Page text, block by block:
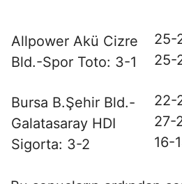
Allpower Akü Cizre
Bld.-Spor Toto: 3-1
25-
25-
Bursa B.Şehir Bld.-
Galatasaray HDI
Sigorta: 3-2
22-
27-
16-